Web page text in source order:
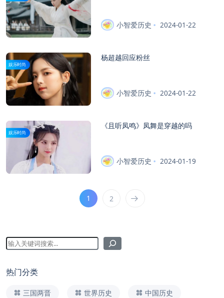
小智爱历史 2024-01-22
娱乐时尚
杨超越回应粉丝
小智爱历史 2024-01-22
娱乐时尚
《且听凤鸣》凤舞是穿越的吗
小智爱历史 2024-01-19
1 2
热门分类
三国两晋 世界历史 中国历史